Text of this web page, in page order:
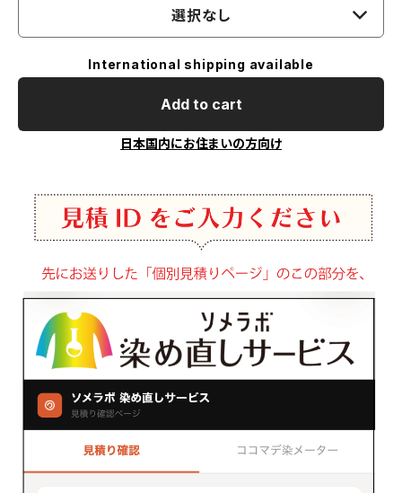
選択なし
International shipping available
Add to cart
日本国内にお住まいの方向け